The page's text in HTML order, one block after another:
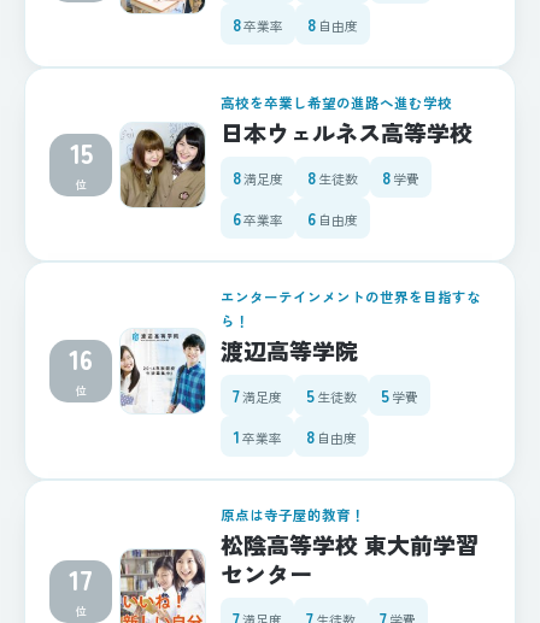
8卒業率 8 自由度
15
位
高校を卒業し希望の進路へ進む学校
日本ウェルネス高等学校
8満足度 8生徒数 8学費
6卒業率 6 自由度
16
位
エンターテインメントの世界を目指すな
ら！
渡辺高等学院
7満足度 5生徒数 5学費
1卒業率 8 自由度
17
位
原点は寺子屋的教育！
松陰高等学校 東大前学習
センター
7 7 7